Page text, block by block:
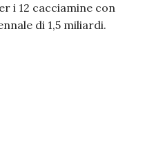
i 12 cacciamine con
di 1,5 miliardi.